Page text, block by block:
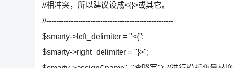
//相冲突，所以建议设成<{}>或其它。
//----------------------------------------------------
$smarty->left_delimiter = "<{";
$smarty->right_delimiter = "}>";